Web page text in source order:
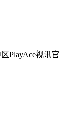
PlayAce视讯官